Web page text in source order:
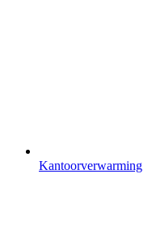
Kantoorverwarming